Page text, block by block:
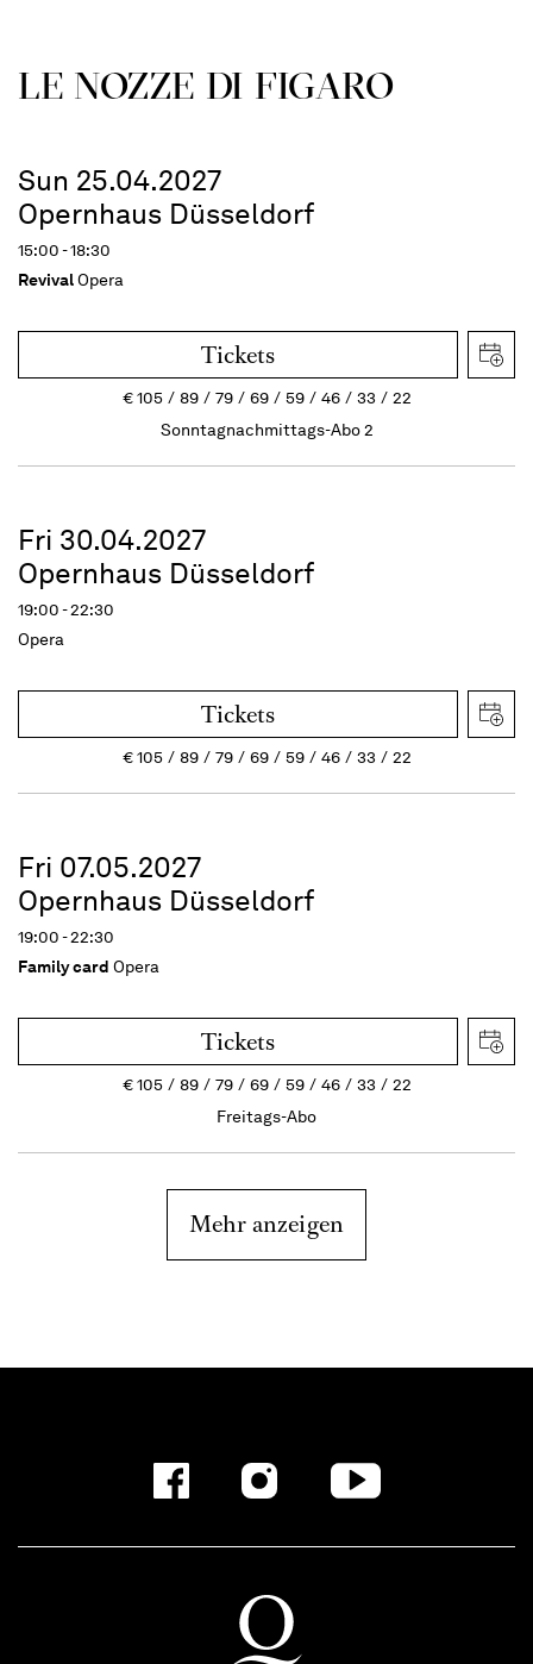
LE NOZZE DI FIGARO
Sun 25.04.2027
Opernhaus Düsseldorf
15:00 - 18:30
RevivalOpera
Tickets
€105 89 79 69 59 46 33
22
Sonntagnachmittags-Abo 2
Fri 30.04.2027
Opernhaus Düsseldorf
19:00 - 22:30
Opera
Tickets
€105 89 79 69 59 46 33 22
Fri 07.05.2027
Opernhaus Düsseldorf
19:00 - 22:30
Family card Opera
Tickets
€105 89 79 69 59 46 33
22
Freitags-Abo
Mehr anzeigen